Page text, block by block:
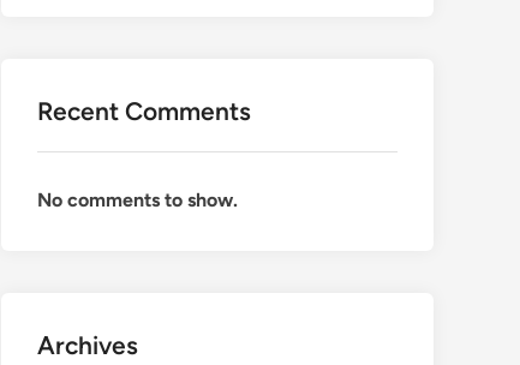
Recent Comments
No comments to show.
Archives